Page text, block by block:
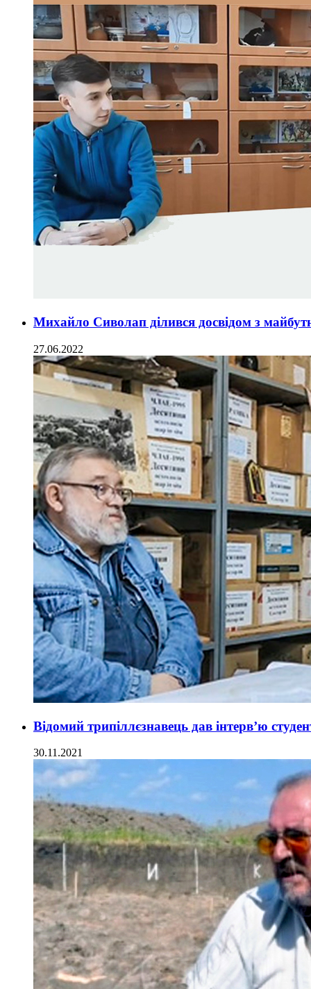
Михайло Сиволап ділився досвідом з
27.06.2022
Відомий трипіллєзнавець дав інтерв’ю
30.11.2021